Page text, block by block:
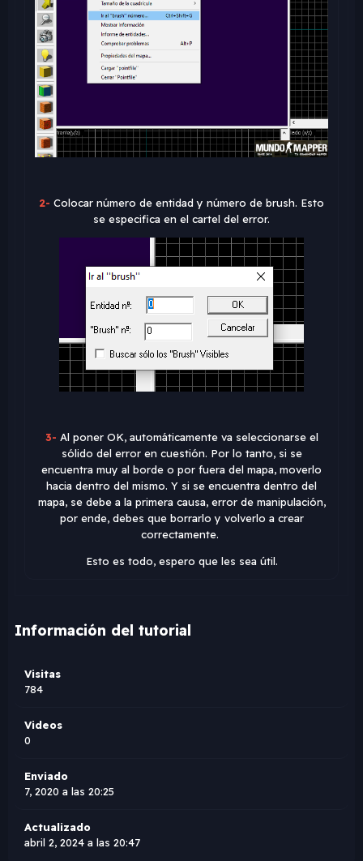
2- Colocar número de entidad y número de brush. Esto
se especifica en el cartel del error.
3- Al poner OK, automáticamente va seleccionarse el
sólido del error en cuestión. Por lo tanto, si se
encuentra muy al borde o por fuera del mapa, moverlo
hacia dentro del mismo. Y si se encuentra dentro del
mapa, se debe a la primera causa, error de manipulación,
por ende, debes que borrarlo y volverlo a crear
correctamente.
Esto es todo, espero que les sea útil.
Información del tutorial
Visitas
784
Videos
0
Enviado
7, 2020 a las 20:25
Actualizado
abril 2, 2024 a las 20:47